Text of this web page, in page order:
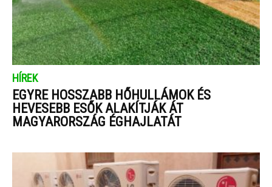
HÍREK
EGYRE HOSSZABB HŐHULLÁMOK ÉS
HEVESEBB ESŐK ALAKÍTJÁK ÁT
MAGYARORSZÁG ÉGHAJLATÁT